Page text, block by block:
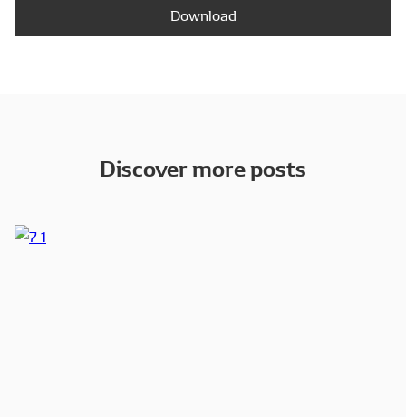
Download
Discover more posts